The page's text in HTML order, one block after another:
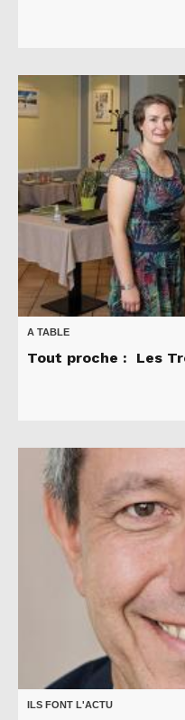
A TABLE
Tout proche : Les
ILS FONT L'ACTU